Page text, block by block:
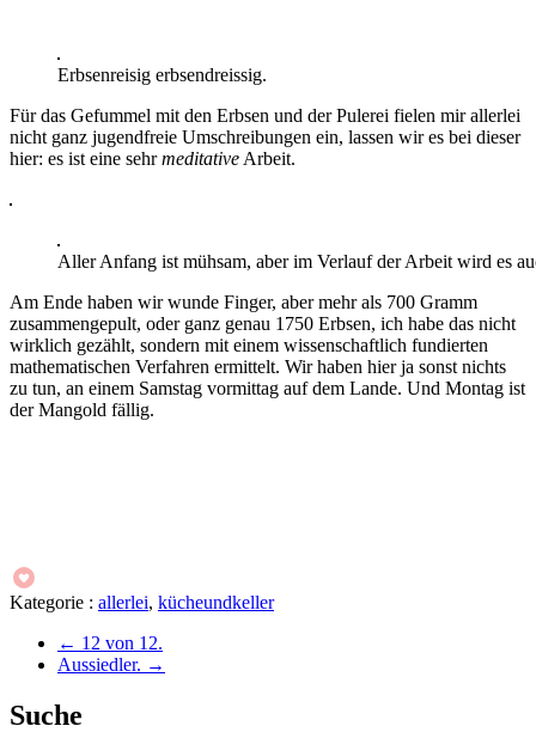
Erbsenreisig erbsendreissig.
Für das Gefummel mit den Erbsen und der Pulerei fielen mir allerlei
nicht ganz jugendfreie Umschreibungen ein, lassen wir es bei dieser
hier: es ist eine sehrmeditative Arbeit.
Aller Anfang ist mühsam, aber im Verlauf der Arbeit wird es
Am Ende haben wir wunde Finger, aber mehr als 700 Gramm
zusammengepult, oder ganz genau 1750 Erbsen, ich habe das nicht
wirklich gezählt, sondern mit einem wissenschaftlich fundierten
mathematischen Verfahren ermittelt. Wir haben hier ja sonst nichts
zu tun, an einem Samstag vormittag auf dem Lande. Und Montag ist
der Mangold fällig.
Kategorie : allerlei, kücheundkeller
← 12 von 12.
Aussiedler. →
Suche